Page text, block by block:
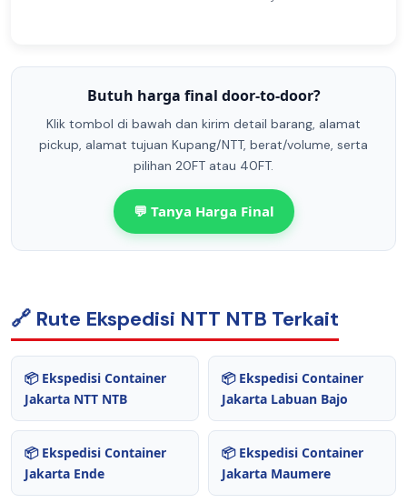
Butuh harga final door-to-door?
Klik tombol di bawah dan kirim detail barang, alamat
pickup, alamat tujuan Kupang/NTT, berat/volume, serta
pilihan 20FT atau 40FT.
💬 Tanya Harga Final
🔗 Rute Ekspedisi NTT NTB Terkait
📦 Ekspedisi Container
Jakarta NTT NTB
📦 Ekspedisi Container
Jakarta Labuan Bajo
📦 Ekspedisi Container
Jakarta Ende
📦 Ekspedisi Container
Jakarta Maumere